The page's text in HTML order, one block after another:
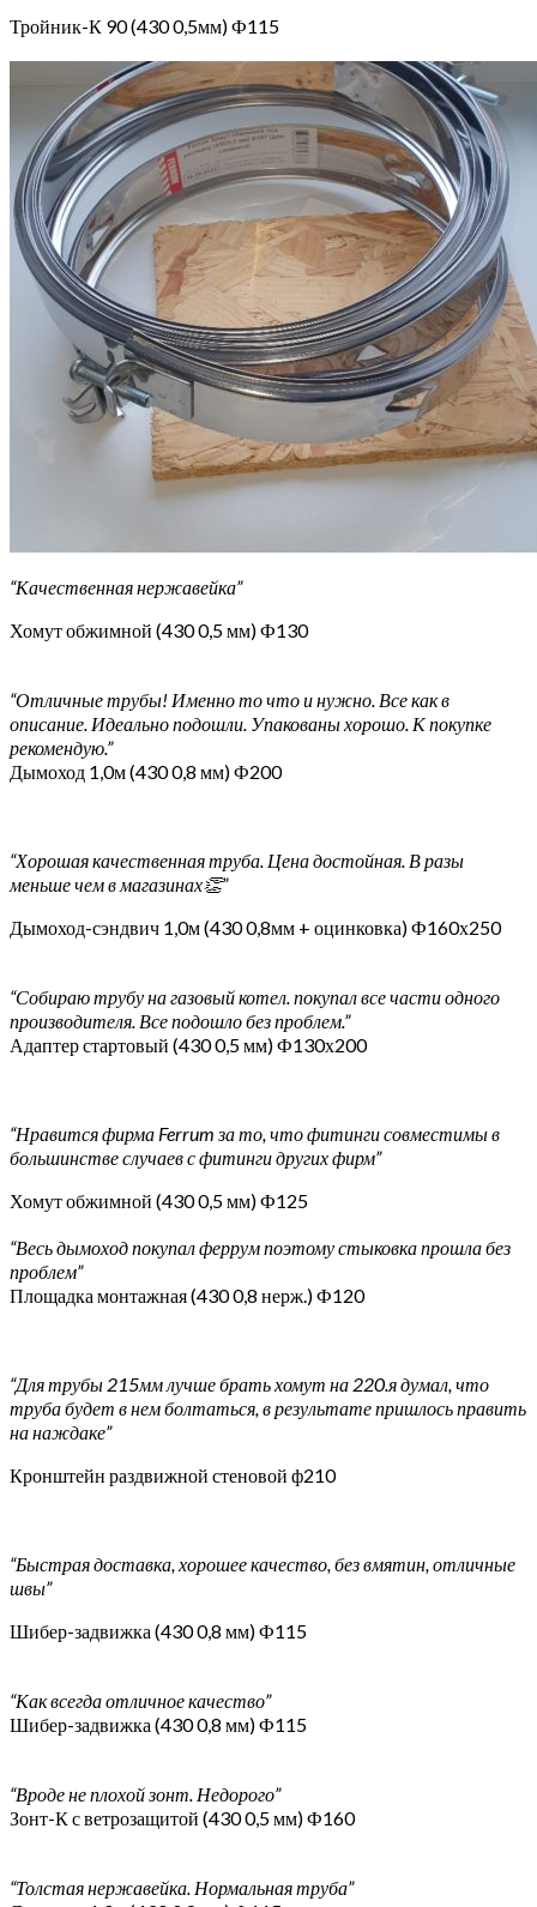
Тройник-К 90 (430 0,5мм) Ф115
“Качественная нержавейка”
Хомут обжимной (430 0,5 мм) Ф130
“Отличные трубы! Именно то что и нужно. Все как в
описание. Идеально подошли. Упакованы хорошо. К покупке
рекомендую.”
Дымоход 1,0м (430 0,8 мм) Ф200
“Хорошая качественная труба. Цена достойная. В разы
меньше чем в магазинах👏”
Дымоход-сэндвич 1,0м (430 0,8мм + оцинковка) Ф160х250
“Собираю трубу на газовый котел. покупал все части одного
производителя. Все подошло без проблем.”
Адаптер стартовый (430 0,5 мм) Ф130х200
“Нравится фирма Ferrum за то, что фитинги совместимы в
большинстве случаев с фитинги других фирм”
Хомут обжимной (430 0,5 мм) Ф125
“Весь дымоход покупал феррум поэтому стыковка прошла без
проблем”
Площадка монтажная (430 0,8 нерж.) Ф120
“Для трубы 215мм лучше брать хомут на 220.я думал, что
труба будет в нем болтаться, в результате пришлось править
на наждаке”
Кронштейн раздвижной стеновой ф210
“Быстрая доставка, хорошее качество, без вмятин, отличные
швы”
Шибер-задвижка (430 0,8 мм) Ф115
“Как всегда отличное качество”
Шибер-задвижка (430 0,8 мм) Ф115
“Вроде не плохой зонт. Недорого”
Зонт-К с ветрозащитой (430 0,5 мм) Ф160
“Толстая нержавейка. Нормальная труба”